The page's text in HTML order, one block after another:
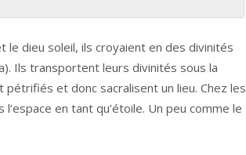
le dieu soleil, ils croyaient en des divinités
Ils transportent leurs divinités sous la
et donc sacralisent un lieu. Chez les
en tant qu’étoile. Un peu comme le